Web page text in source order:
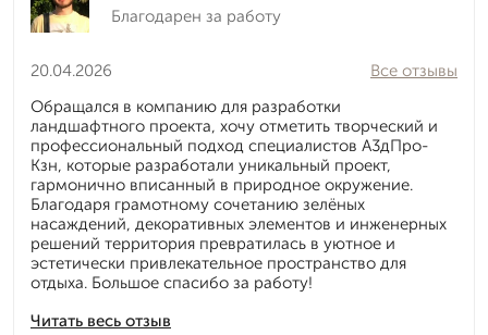
Благодарен за работу
20.04.2026
Читать весь отзыв
Все отзывы
Обращался в компанию для разработки
ландшафтного проекта, хочу отметить творческий и
профессиональный подход специалистов А3дПро-
Кзн, которые разработали уникальный проект,
гармонично вписанный в природное окружение.
Благодаря грамотному сочетанию зелёных
насаждений, декоративных элементов и инженерных
решений территория превратилась в уютное и
эстетически привлекательное пространство для
отдыха. Большое спасибо за работу!